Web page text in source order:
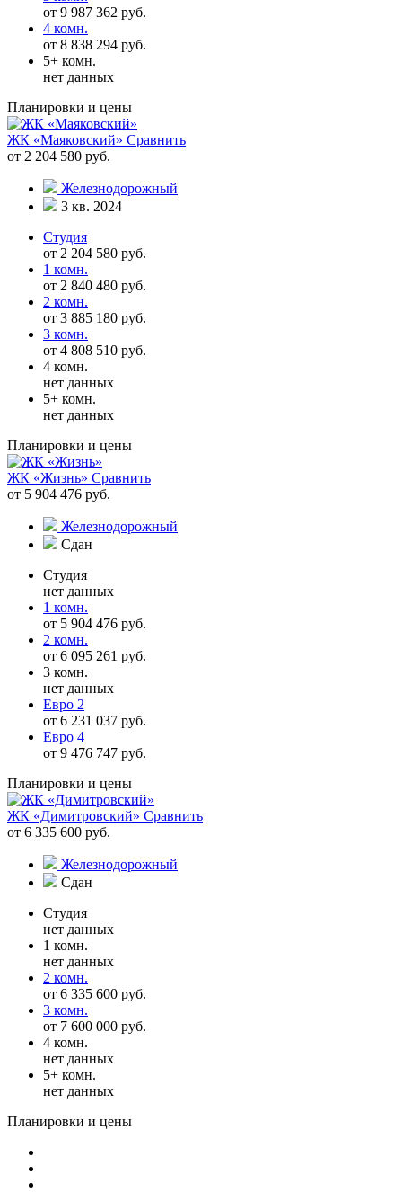
от 9 987 362 руб.
4 комн.
от 8 838 294 руб.
5+ комн.
нет данных
Планировки и цены
ЖК «Маяковский» Сравнить
от 2 204 580 руб.
Железнодорожный
3 кв. 2024
Студия
от 2 204 580 руб.
1 комн.
от 2 840 480 руб.
2 комн.
от 3 885 180 руб.
3 комн.
от 4 808 510 руб.
4 комн.
нет данных
5+ комн.
нет данных
Планировки и цены
ЖК «Жизнь» Сравнить
от 5 904 476 руб.
Железнодорожный
Сдан
Студия
нет данных
1 комн.
от 5 904 476 руб.
2 комн.
от 6 095 261 руб.
3 комн.
нет данных
Евро 2
от 6 231 037 руб.
Евро 4
от 9 476 747 руб.
Планировки и цены
ЖК «Димитровский» Сравнить
от 6 335 600 руб.
Железнодорожный
Сдан
Студия
нет данных
1 комн.
нет данных
2 комн.
от 6 335 600 руб.
3 комн.
от 7 600 000 руб.
4 комн.
нет данных
5+ комн.
нет данных
Планировки и цены